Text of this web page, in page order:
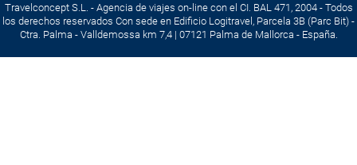
Travelconcept S.L. - Agencia de viajes on-line con el CI. BAL 471, 2004 - Todos
los derechos reservados Con sede en Edificio Logitravel, Parcela 3B (Parc Bit) -
Ctra. Palma - Valldemossa km 7,4 | 07121 Palma de Mallorca - España.